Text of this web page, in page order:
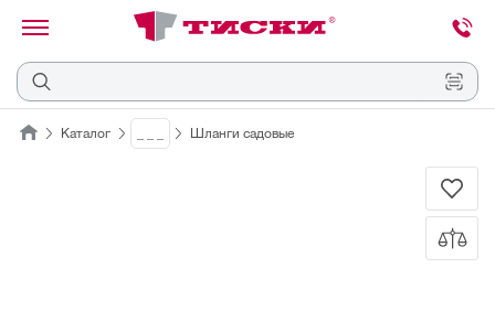
Отмена
Каталог Шланги садовые